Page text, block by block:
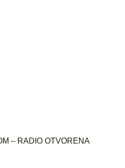
– RADIO OTVORENA